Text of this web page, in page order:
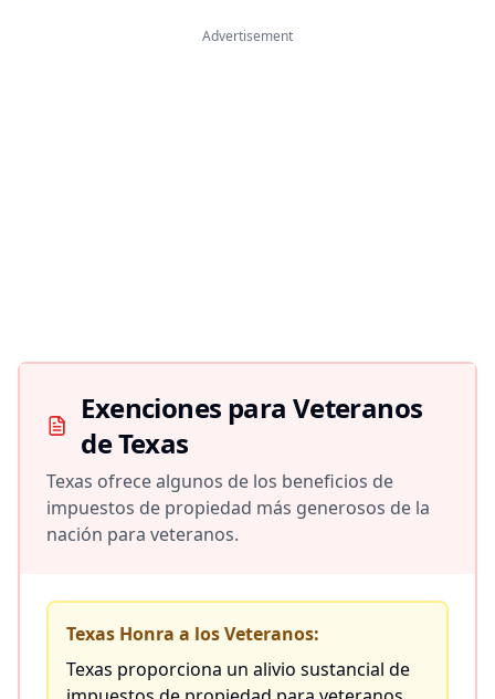
Advertisement
Exenciones para Veteranos
de Texas
Texas ofrece algunos de los beneficios de
impuestos de propiedad más generosos de la
nación para veteranos.
Texas Honra a los Veteranos:
Texas proporciona un alivio sustancial de